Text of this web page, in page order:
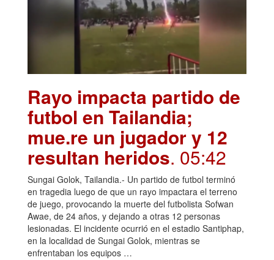
Rayo impacta partido de
futbol en Tailandia;
mue.re un jugador y 12
resultan heridos. 05:42
Sungai Golok, Tailandia.- Un partido de futbol terminó
en tragedia luego de que un rayo impactara el terreno
de juego, provocando la muerte del futbolista Sofwan
Awae, de 24 años, y dejando a otras 12 personas
lesionadas. El incidente ocurrió en el estadio Santiphap,
en la localidad de Sungai Golok, mientras se
enfrentaban los equipos …